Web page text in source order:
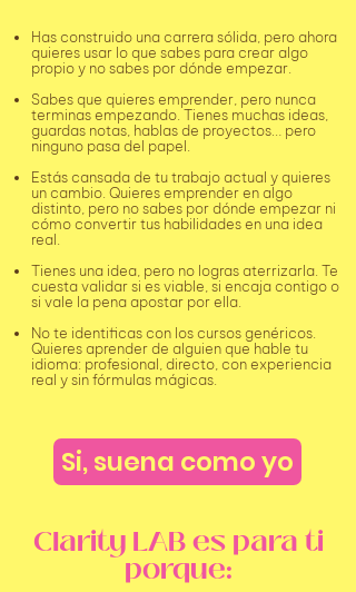
Has construido una carrera sólida, pero ahora
quieres usar lo que sabes para crear algo
propio y no sabes por dónde empezar.
Sabes que quieres emprender, pero nunca
terminas empezando. Tienes muchas ideas,
guardas notas, hablas de proyectos… pero
ninguno pasa del papel.
Estás cansada de tu trabajo actual y quieres
un cambio. Quieres emprender en algo
distinto, pero no sabes por dónde empezar ni
cómo convertir tus habilidades en una idea
real.
Tienes una idea, pero no logras aterrizarla. Te
cuesta validar si es viable, si encaja contigo o
si vale la pena apostar por ella.
No te identificas con los cursos genéricos.
Quieres aprender de alguien que hable tu
idioma: profesional, directo, con experiencia
real y sin fórmulas mágicas.
Si, suena como yo
Clarity LAB es para ti
porque: